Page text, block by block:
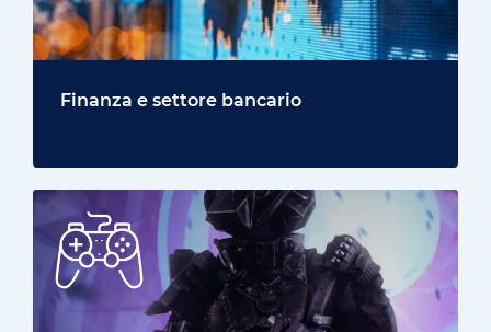
Finanza e settore bancario